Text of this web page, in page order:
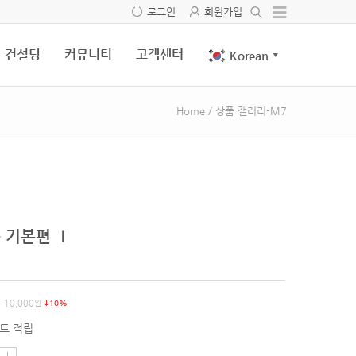
로그인 회원가입
컨설팅 커뮤니티 고객센터 Korean ▼
Home / 상품 갤러리-M7
기본편 Ⅰ
10,000원 10%
적립